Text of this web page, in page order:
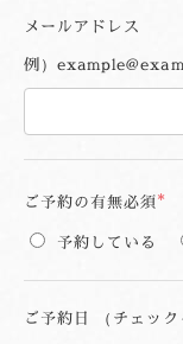
メールアドレス
例）
ご予約の有無必須
予約している
ご予約日 （チェック